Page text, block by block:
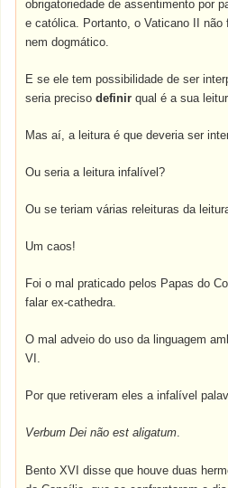
obrigatoriedade de assentimento por
e católica. Portanto, o Vaticano II
nem dogmático.
E se ele tem possibilidade de ser
seria precisodefinir qual é a sua
Mas aí, a leitura é que deveria ser
Ou seria a leitura infalível?
Ou se teriam várias releituras da
Um caos!
Foi o mal praticado pelos Papas do
falar ex-cathedra.
O mal adveio do uso da linguagem
VI.
Por que retiveram eles a infalível
Verbum Dei não est aligatum.
Bento XVI disse que houve duas